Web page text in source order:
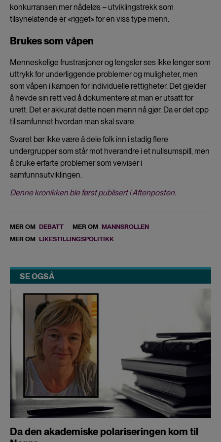
konkurransen mer nådeløs – utviklingstrekk som
tilsynelatende er «rigget» for en viss type menn.
Brukes som våpen
Menneskelige frustrasjoner og lengsler ses ikke lenger som
uttrykk for underliggende problemer og muligheter, men
som våpen i kampen for individuelle rettigheter. Det gjelder
å hevde sin rett ved å dokumentere at man er utsatt for
urett. Det er akkurat dette noen menn nå gjør. Da er det opp
til samfunnet hvordan man skal svare.
Svaret bør ikke være å dele folk inn i stadig flere
undergrupper som står mot hverandre i et nullsumspill, men
å bruke erfarte problemer som veiviser i
samfunnsutviklingen.
Denne kronikken ble først publisert i Aftenposten.
MER OM DEBATT MER OM MANNSROLLEN
MER OM LIKESTILLINGSPOLITIKK
SE OGSÅ
Da den akademiske polariseringen kom til